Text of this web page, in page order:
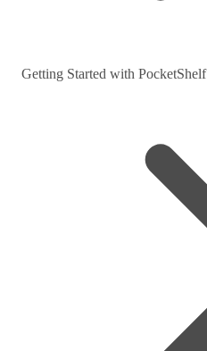
Getting Started with PocketShelf